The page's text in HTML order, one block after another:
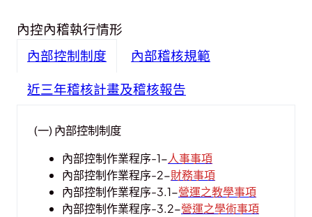
內控內稽執行情形
內部控制制度
內部稽核規範
近三年稽核計畫及稽核報告
(一) 內部控制制度
內部控制作業程序-1-人事事項
內部控制作業程序-2-財務事項
內部控制作業程序-3.1-營運之教學事項
內部控制作業程序-3.2-營運之學術事項